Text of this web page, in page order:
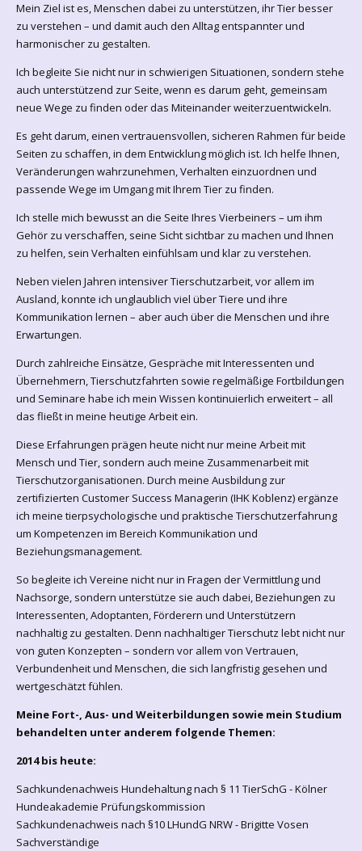
Mein Ziel ist es, Menschen dabei zu unterstützen, ihr Tier besser
zu verstehen – und damit auch den Alltag entspannter und
harmonischer zu gestalten.
Ich begleite Sie nicht nur in schwierigen Situationen, sondern stehe
auch unterstützend zur Seite, wenn es darum geht, gemeinsam
neue Wege zu finden oder das Miteinander weiterzuentwickeln.
Es geht darum, einen vertrauensvollen, sicheren Rahmen für beide
Seiten zu schaffen, in dem Entwicklung möglich ist. Ich helfe Ihnen,
Veränderungen wahrzunehmen, Verhalten einzuordnen und
passende Wege im Umgang mit Ihrem Tier zu finden.
Ich stelle mich bewusst an die Seite Ihres Vierbeiners – um ihm
Gehör zu verschaffen, seine Sicht sichtbar zu machen und Ihnen
zu helfen, sein Verhalten einfühlsam und klar zu verstehen.
Neben vielen Jahren intensiver Tierschutzarbeit, vor allem im
Ausland, konnte ich unglaublich viel über Tiere und ihre
Kommunikation lernen – aber auch über die Menschen und ihre
Erwartungen.
Durch zahlreiche Einsätze, Gespräche mit Interessenten und
Übernehmern, Tierschutzfahrten sowie regelmäßige Fortbildungen
und Seminare habe ich mein Wissen kontinuierlich erweitert – all
das fließt in meine heutige Arbeit ein.
Diese Erfahrungen prägen heute nicht nur meine Arbeit mit
Mensch und Tier, sondern auch meine Zusammenarbeit mit
Tierschutzorganisationen. Durch meine Ausbildung zur
zertifizierten Customer Success Managerin (IHK Koblenz) ergänze
ich meine tierpsychologische und praktische Tierschutzerfahrung
um Kompetenzen im Bereich Kommunikation und
Beziehungsmanagement.
So begleite ich Vereine nicht nur in Fragen der Vermittlung und
Nachsorge, sondern unterstütze sie auch dabei, Beziehungen zu
Interessenten, Adoptanten, Förderern und Unterstützern
nachhaltig zu gestalten. Denn nachhaltiger Tierschutz lebt nicht nur
von guten Konzepten – sondern vor allem von Vertrauen,
Verbundenheit und Menschen, die sich langfristig gesehen und
wertgeschätzt fühlen.
Meine Fort-, Aus- und Weiterbildungen sowie mein Studium
behandelten unter anderem folgende Themen:
2014 bis heute:
Sachkundenachweis Hundehaltung nach § 11 TierSchG - Kölner
Hundeakademie Prüfungskommission
Sachkundenachweis nach §10 LHundG NRW - Brigitte Vosen
Sachverständige